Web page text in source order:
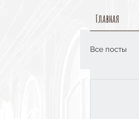
Главная
Все посты